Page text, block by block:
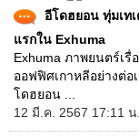
อีโดฮยอน ทุ่มเท
แรกใน Exhuma
Exhuma ภาพยนตร์เ
ออฟฟิศเกาหลีอย่างต่
โดฮยอน ...
12 มี.ค. 2567 17:11